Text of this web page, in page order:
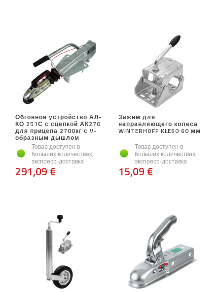
Обгонное устройство АЛ-
КО 251С с сцепкой АК270
для прицепа 2700кг с V-
образным дышлом
Товар доступен в
больших количествах,
экспресс-доставка
291,09 €
Зажим для
направляющего колеса
WINTERHOFF KLE60 60 мм
Товар доступен в
больших количествах,
экспресс-доставка
15,09 €